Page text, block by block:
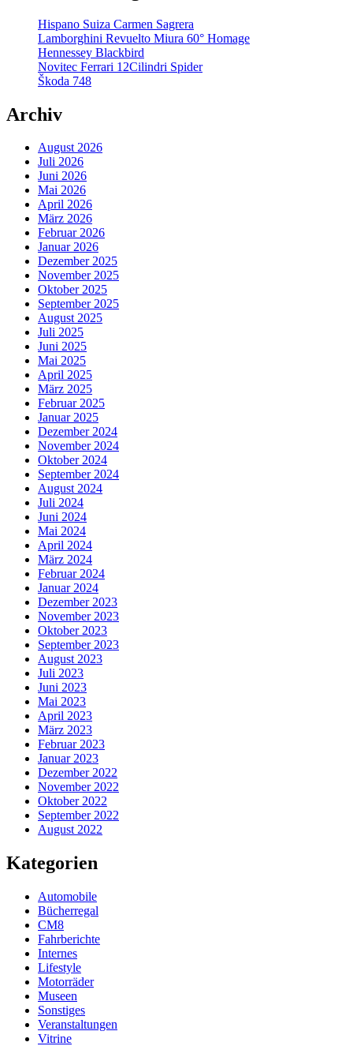
Hispano Suiza Carmen Sagrera
Lamborghini Revuelto Miura 60° Homage
Hennessey Blackbird
Novitec Ferrari 12Cilindri Spider
Škoda 748
Archiv
August 2026
Juli 2026
Juni 2026
Mai 2026
April 2026
März 2026
Februar 2026
Januar 2026
Dezember 2025
November 2025
Oktober 2025
September 2025
August 2025
Juli 2025
Juni 2025
Mai 2025
April 2025
März 2025
Februar 2025
Januar 2025
Dezember 2024
November 2024
Oktober 2024
September 2024
August 2024
Juli 2024
Juni 2024
Mai 2024
April 2024
März 2024
Februar 2024
Januar 2024
Dezember 2023
November 2023
Oktober 2023
September 2023
August 2023
Juli 2023
Juni 2023
Mai 2023
April 2023
März 2023
Februar 2023
Januar 2023
Dezember 2022
November 2022
Oktober 2022
September 2022
August 2022
Kategorien
Automobile
Bücherregal
CM8
Fahrberichte
Internes
Lifestyle
Motorräder
Museen
Sonstiges
Veranstaltungen
Vitrine